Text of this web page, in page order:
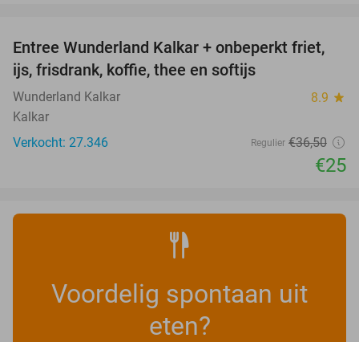
32%
Entree Wunderland Kalkar + onbeperkt friet,
ijs, frisdrank, koffie, thee en softijs
Wunderland Kalkar 8.9 star
Kalkar
Verkocht: 27.346
Regulier €36,50
€25
Voordelig spontaan uit
eten?